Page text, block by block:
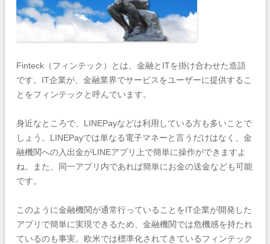
Finteck（フィンテック）とは、金融とITを掛け合わせた造語
です。 IT企業が、金融業界でサービスをユーザーに提供するこ
とをフィンテックと呼んでいます。
身近なところで、LINEPayなどは利用している方も多いことで
しょう。LINEPayでは単なる電子マネーと言うだけはなく、金
融機関への入出金がLINEアプリ上で簡単に操作ができますよ
ね。また、同一アプリ内であれば簡単にお金の送金なども可能
です。
このように金融機関が通常行っていることをIT企業が開発した
アプリで簡単に実現できるため、金融機関では危機感を持たれ
ているのも事実。欧米では標準化されてきているフィンテック